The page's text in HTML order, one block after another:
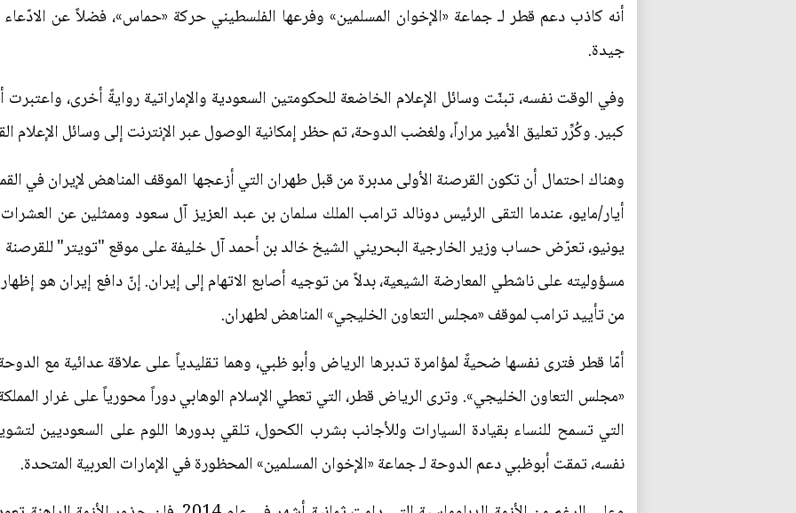
أنه كاذب دعم قطر لـ جماعة «الإخوان المسلمين» وفرعها الفلسطيني حركة «حماس»، فضلاً عن
جيدة.
وفي الوقت نفسه، تبنّت وسائل الإعلام الخاضعة للحكومتين السعودية والإماراتية روايةً أخرى،
كبير. وكُرِّر تعليق الأمير مراراً، ولغضب الدوحة، تم حظر إمكانية الوصول عبر الإنترنت إلى وسائل الإعلام
يونيو، تعرّض حساب وزير الخارجية البحريني الشيخ خالد بن أحمد آل خليفة على موقع "تويتر"
مسؤوليته على ناشطي المعارضة الشيعية، بدلاً من توجيه أصابع الاتهام إلى إيران. إنّ دافع إيران هو
من تأييد ترامب لموقف «مجلس التعاون الخليجي» المناهض لطهران.
أمّا قطر فترى نفسها ضحيةً لمؤامرة تدبرها الرياض وأبو ظبي، وهما تقليدياً على علاقة عدائية مع
«مجلس التعاون الخليجي». وترى الرياض قطر، التي تعطي الإسلام الوهابي دوراً محورياً على غرار
التي تسمح للنساء بقيادة السيارات وللأجانب بشرب الكحول، تلقي بدورها اللوم على السعوديين
نفسه، تمقت أبوظبي دعم الدوحة لـ جماعة «الإخوان المسلمين» المحظورة في الإمارات العربية المتحدة.